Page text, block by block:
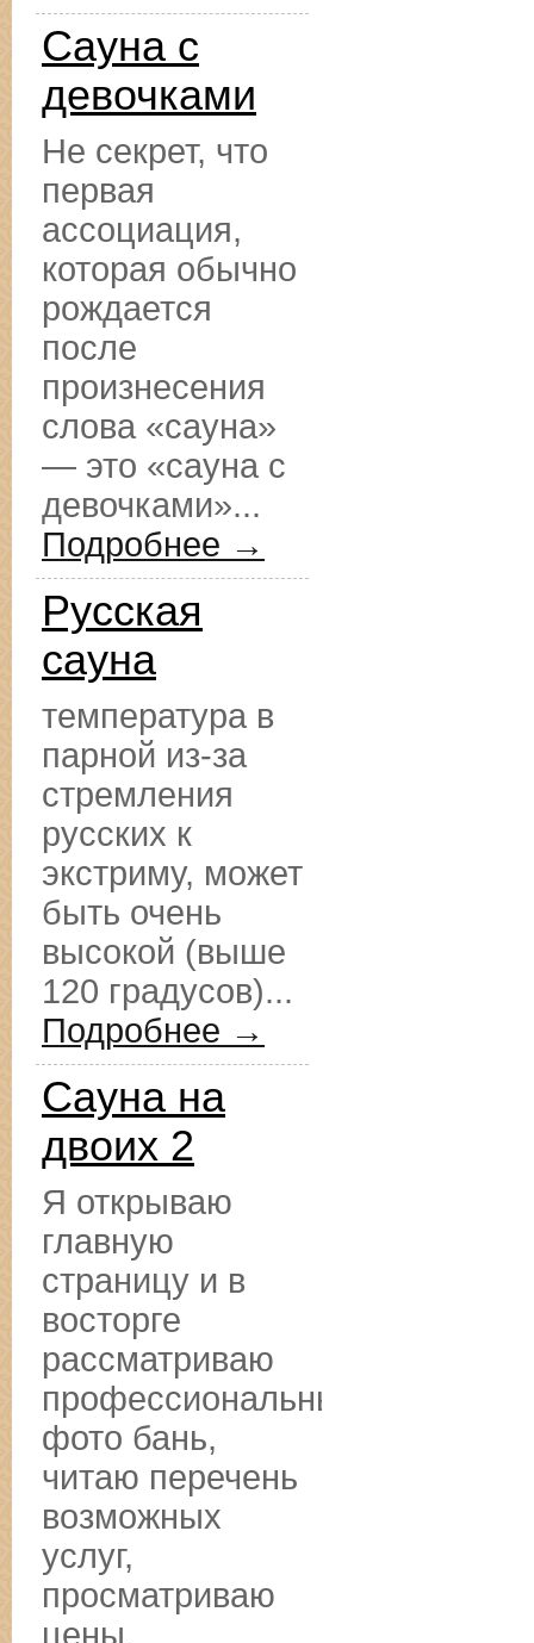
Сауна с
девочками
Не секрет, что
первая
ассоциация,
которая обычно
рождается
после
произнесения
слова «сауна»
— это «сауна с
девочками»...
Подробнее →
Русская
сауна
температура в
парной из-за
стремления
русских к
экстриму, может
быть очень
высокой (выше
120 градусов)...
Подробнее →
Сауна на
двоих 2
Я открываю
главную
страницу и в
восторге
рассматриваю
профессиональные
фото бань,
читаю перечень
возможных
услуг,
просматриваю
цены,